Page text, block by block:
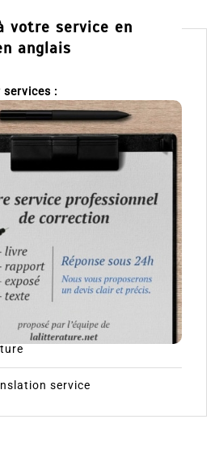
votre service en
anglais
:
service